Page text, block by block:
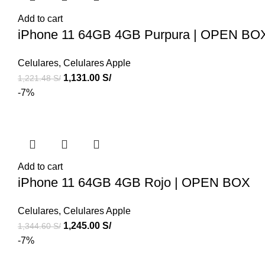
Add to cart
iPhone 11 64GB 4GB Purpura | OPEN
Celulares, Celulares Apple
1,221.48S/ 1,131.00 S/
-7%
Add to cart
iPhone 11 64GB 4GB Rojo | OPEN BOX
Celulares, Celulares Apple
1,344.60S/ 1,245.00 S/
-7%